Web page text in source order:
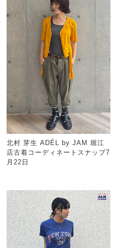
北村 芽生 ADÉL by JAM 堀江
店古着コーディネートスナップ7
月22日